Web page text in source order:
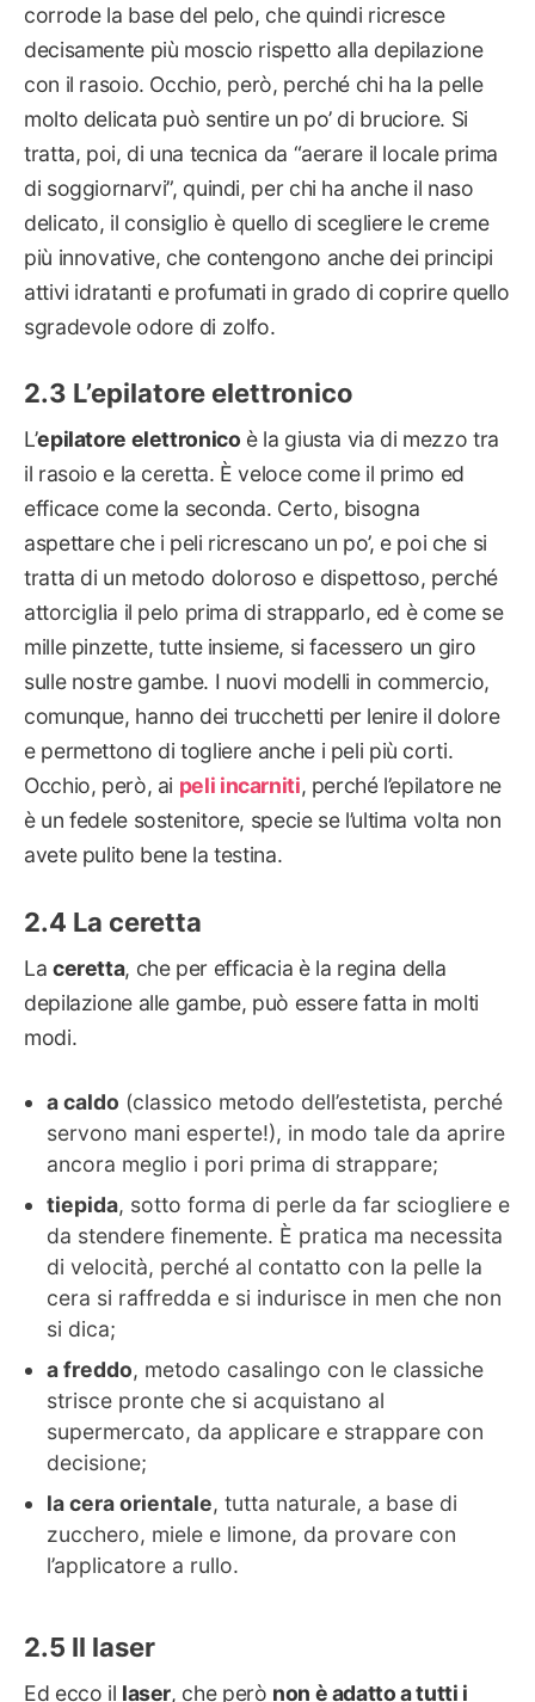
corrode la base del pelo, che quindi ricresce
decisamente più moscio rispetto alla depilazione
con il rasoio. Occhio, però, perché chi ha la pelle
molto delicata può sentire un po’ di bruciore. Si
tratta, poi, di una tecnica da “aerare il locale prima
di soggiornarvi”, quindi, per chi ha anche il naso
delicato, il consiglio è quello di scegliere le creme
più innovative, che contengono anche dei principi
attivi idratanti e profumati in grado di coprire quello
sgradevole odore di zolfo.
L’epilatore elettronico
L’epilatore elettronico è la giusta via di mezzo tra
il rasoio e la ceretta. È veloce come il primo ed
efficace come la seconda. Certo, bisogna
aspettare che i peli ricrescano un po’, e poi che si
tratta di un metodo doloroso e dispettoso, perché
attorciglia il pelo prima di strapparlo, ed è come se
mille pinzette, tutte insieme, si facessero un giro
sulle nostre gambe. I nuovi modelli in commercio,
comunque, hanno dei trucchetti per lenire il dolore
e permettono di togliere anche i peli più corti.
Occhio, però, ai peli incarniti, perché l’epilatore ne
è un fedele sostenitore, specie se l’ultima volta non
avete pulito bene la testina.
La ceretta
La ceretta, che per efficacia è la regina della
depilazione alle gambe, può essere fatta in molti
modi.
a caldo (classico metodo dell’estetista, perché
servono mani esperte!), in modo tale da aprire
ancora meglio i pori prima di strappare;
tiepida, sotto forma di perle da far sciogliere e
da stendere finemente. È pratica ma necessita
di velocità, perché al contatto con la pelle la
cera si raffredda e si indurisce in men che non
si dica;
a freddo, metodo casalingo con le classiche
strisce pronte che si acquistano al
supermercato, da applicare e strappare con
decisione;
la cera orientale, tutta naturale, a base di
zucchero, miele e limone, da provare con
l’applicatore a rullo.
Il laser
Ed ecco il laser, che però non è adatto a tutti i